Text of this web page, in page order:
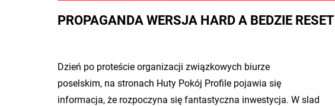
PROPAGANDA WERSJA HARD A BEDZIE RESET
Dzień po pro­te­ście or­ga­ni­za­cji związ­ko­wych biu­rze
po­sel­skim, na stro­nach Huty Pokój Pro­fi­le po­ja­wia się
in­for­ma­cja, że roz­po­czy­na się fan­ta­stycz­na in­we­sty­cja. W slad